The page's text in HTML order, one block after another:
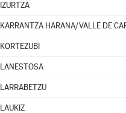
IZURTZA
KARRANTZA HARANA/VALLE DE
KORTEZUBI
LANESTOSA
LARRABETZU
LAUKIZ